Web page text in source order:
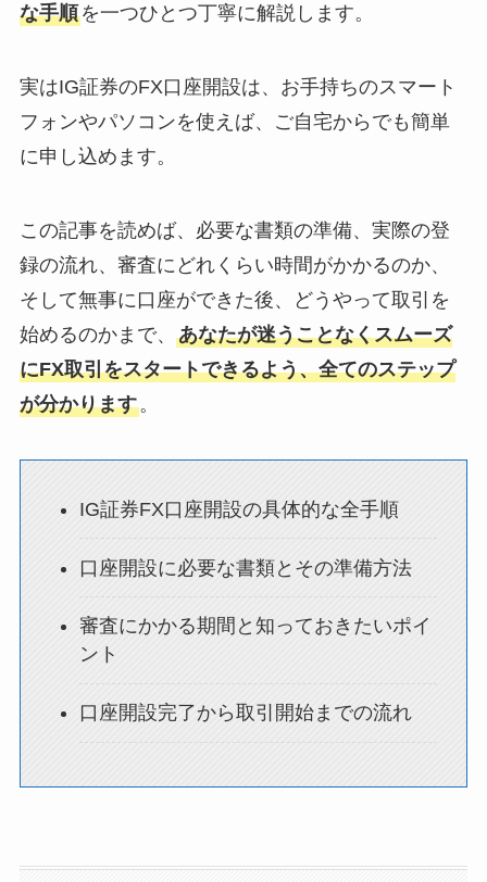
な手順を一つひとつ丁寧に解説します。
実はIG証券のFX口座開設は、お手持ちのスマート
フォンやパソコンを使えば、ご自宅からでも簡単
に申し込めます。
この記事を読めば、必要な書類の準備、実際の登
録の流れ、審査にどれくらい時間がかかるのか、
そして無事に口座ができた後、どうやって取引を
始めるのかまで、 あなたが迷うことなくスムーズ
にFX取引をスタートできるよう、全てのステップ
が分かります。
IG証券FX口座開設の具体的な全手順
口座開設に必要な書類とその準備方法
審査にかかる期間と知っておきたいポイ
ント
口座開設完了から取引開始までの流れ